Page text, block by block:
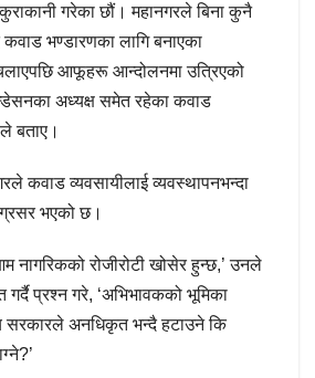
गरेका छौं। महानगरले बिना कुनै
भण्डारणका लागि बनाएका
आफूहरू आन्दोलनमा उत्रिएको
अध्यक्ष समेत रहेका कवाड
बताए।
कवाड व्यवसायीलाई व्यवस्थापनभन्दा
भएको छ।
नागरिकको रोजीरोटी खोसेर हुन्छ,’ उनले
गर्दै प्रश्न गरे, ‘अभिभावकको भूमिका
सरकारले अनधिकृत भन्दै हटाउने कि